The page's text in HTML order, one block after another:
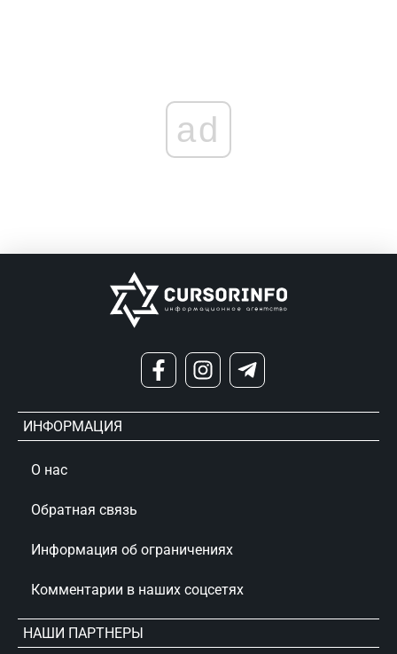
ad
ИНФОРМАЦИЯ
О нас
Обратная связь
Информация об ограничениях
Комментарии в наших соцсетях
НАШИ ПАРТНЕРЫ